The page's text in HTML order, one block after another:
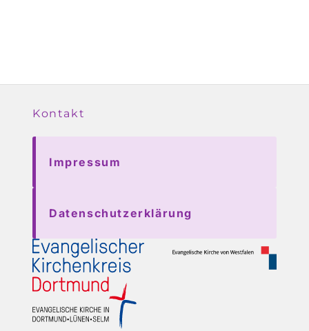
Kontakt
Impressum
Datenschutzerklärung